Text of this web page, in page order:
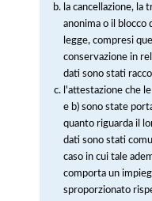
la cancellazione, la
anonima o il blocco
legge, compresi
conservazione in
dati sono stati
l'attestazione che
e b) sono state
quanto riguarda il
dati sono stati
caso in cui tale
comporta un
sproporzionato